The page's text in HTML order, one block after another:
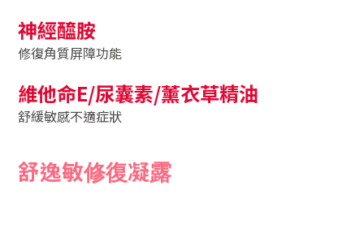
神經醯胺
修復角質屏障功能
維他命E/尿囊素/薰衣草精油
舒緩敏感不適症狀
舒逸敏修復凝露